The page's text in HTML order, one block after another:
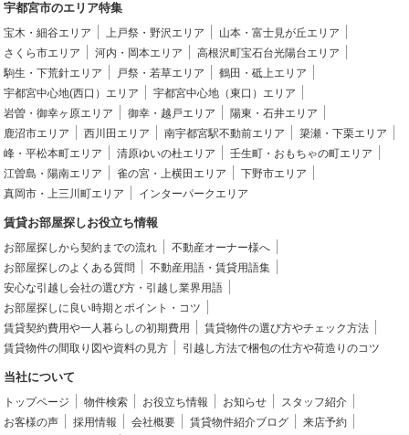
宇都宮市のエリア特集
宝木・細谷エリア 上戸祭・野沢エリア
山本・富士見が丘エリア
さくら市エリア
河内・岡本エリア
高根沢町宝石台光陽台エリア
駒生・下荒針エリア
戸祭・若草エリア
鶴田・砥上エリア
宇都宮中心地(西口）エリア
宇都宮中心地（東口）エリア
岩曽・御幸ヶ原エリア
御幸・越戸エリア
陽東・石井エリア
鹿沼市エリア
西川田エリア 南宇都宮駅不動前エリア
簗瀬・下栗エリア
峰・平松本町エリア
清原ゆいの杜エリア
壬生町・おもちゃの町エリア
江曽島・陽南エリア
雀の宮・上横田エリア
下野市エリア
真岡市・上三川町エリア
インターパークエリア
賃貸お部屋探しお役立ち情報
お部屋探しから契約までの流れ
不動産オーナー様へ
お部屋探しのよくある質問
不動産用語・賃貸用語集
安心な引越し会社の選び方・引越し業界用語
お部屋探しに良い時期とポイント・コツ
賃貸契約費用や一人暮らしの初期費用
賃貸物件の選び方やチェック方法
賃貸物件の間取り図や資料の見方
引越し方法で梱包の仕方や荷造りのコツ
当社について
トップページ 物件検索 お役立ち情報 お知らせ
スタッフ紹介
お客様の声
採用情報 会社概要 賃貸物件紹介ブログ
来店予約